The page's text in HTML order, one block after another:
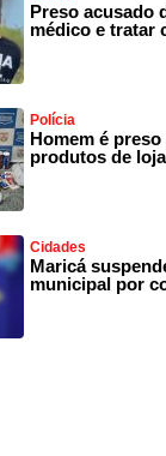
Preso acusado
médico e tratar
Polícia
Homem é
produtos de
Cidades
Maricá
municipal por